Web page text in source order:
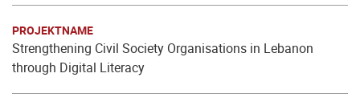
PROJEKTNAME
Strengthening Civil Society Organisations in Lebanon
through Digital Literacy